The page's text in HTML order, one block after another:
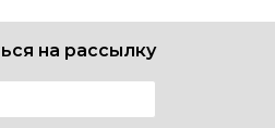
на рассылку